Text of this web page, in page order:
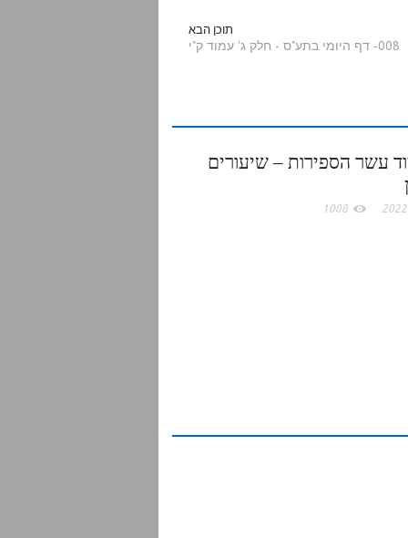
תוכן הבא
008- דף היומי בתע"ס - חלק ג' עמוד ק"י
עשר הספירות – שיעורים
1008